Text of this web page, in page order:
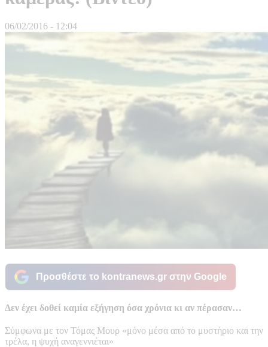
06/02/2016 - 12:04
Προσθέστε το kontranews.gr στην Google
Δεν έχει δοθεί καμία εξήγηση όσα χρόνια κι αν πέρασαν…
Σύμφωνα με τον Τόμας Μουρ «μόνο μέσα από το μυστήριο και την
τρέλα, η ψυχή αναγεννιέται»